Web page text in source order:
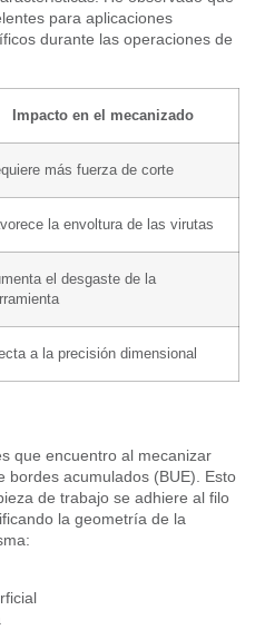
para aplicaciones
durante las operaciones de
Impacto en el mecanizado
más fuerza de corte
la envoltura de las virutas
el desgaste de la
a la precisión dimensional
que encuentro al mecanizar
bordes acumulados (BUE). Esto
de trabajo se adhiere al filo
la geometría de la